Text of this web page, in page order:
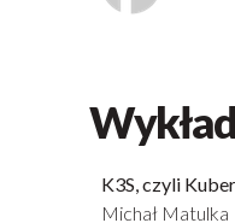
K3S, czyli
Michał Matulka